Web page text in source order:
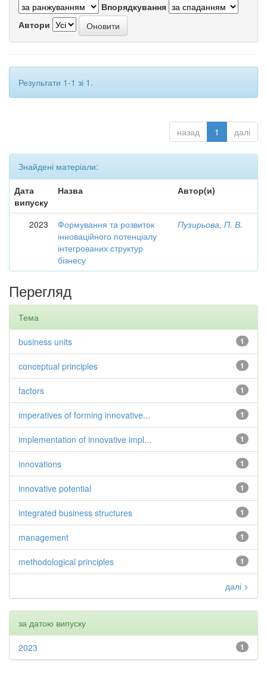
Впорядкування
Автори
Результати 1-1 зі 1.
назад 1 далі
Знайдені матеріали:
Дата
випуску
Назва Автор(и)
2023
Формування та розвиток
інноваційного потенціалу
інтегрованих структур
бізнесу
Пузирьова, П. В.
Перегляд
Тема
1
business units
1
conceptual principles
1
factors
1
imperatives of forming innovative...
1
implementation of innovative impl...
1
innovations
1
innovative potential
1
integrated business structures
1
management
1
methodological principles
далі >
за датою випуску
1
2023